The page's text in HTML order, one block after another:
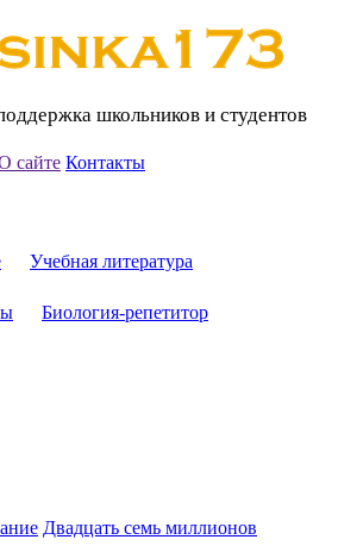
школьников и студентов
сайте Контакты
Учебная литература
Биология-репетитор
Двадцать семь миллионов